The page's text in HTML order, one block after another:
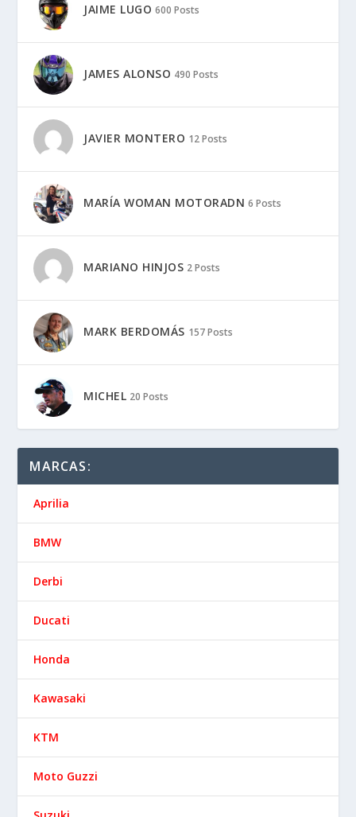
JAIME LUGO 600 Posts
JAMES ALONSO 490 Posts
JAVIER MONTERO 12 Posts
MARÍA WOMAN MOTORADN 6 Posts
MARIANO HINJOS 2 Posts
MARK BERDOMÁS 157 Posts
MICHEL 20 Posts
MARCAS:
Aprilia
BMW
Derbi
Ducati
Honda
Kawasaki
KTM
Moto Guzzi